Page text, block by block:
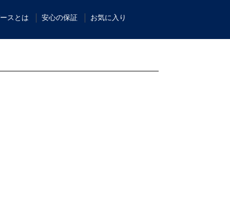
スとは 安心の保証 お気に入り